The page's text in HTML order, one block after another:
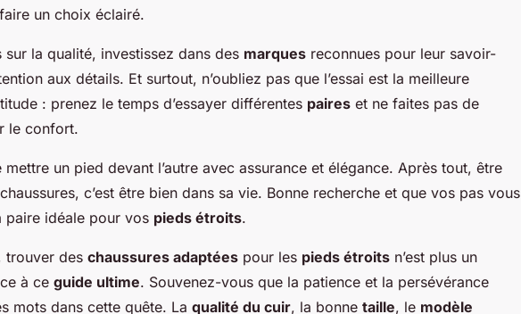
un choix éclairé.
sur la qualité, investissez dans des marques reconnues pour leur savoir-
aux détails. Et surtout, n’oubliez pas que l’essai est la meilleure
: prenez le temps d’essayer différentes paires et ne faites pas de
le confort.
mettre un pied devant l’autre avec assurance et élégance. Après tout, être
c’est être bien dans sa vie. Bonne recherche et que vos pas vous
paire idéale pour vos pieds étroits.
trouver des chaussures adaptées pour les pieds étroits n’est plus un
à ce guide ultime. Souvenez-vous que la patience et la persévérance
mots dans cette quête. La qualité du cuir, la bonne taille, le modèle